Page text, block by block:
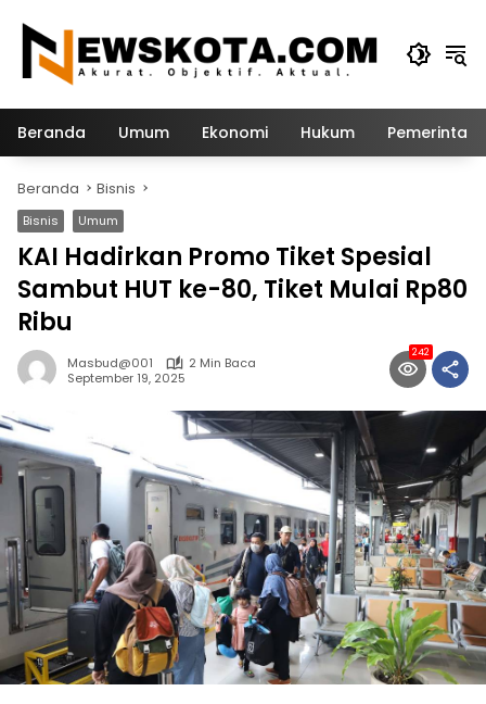
konten
Beranda Umum Ekonomi Hukum
Beranda Bisnis
Bisnis Umum
KAI Hadirkan Promo Tiket Spesial
Sambut HUT ke-80, Tiket Mulai Rp80
Ribu
Masbud@001
2 Min Baca
September 19, 2025
242